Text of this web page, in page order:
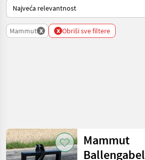
Mammut x x Obriši sve filtere
Kategorija 1 Država
Mammut
Ballengabel